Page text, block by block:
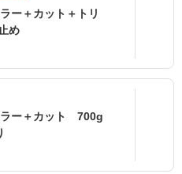
ー＋カット＋トリ
め
ラー＋カット 700g